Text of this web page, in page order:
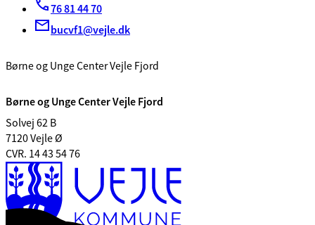
76 81 44 70
bucvf1@vejle.dk
Børne og Unge Center Vejle Fjord
Børne og Unge Center Vejle Fjord
Solvej 62 B
7120 Vejle Ø
CVR. 14 43 54 76